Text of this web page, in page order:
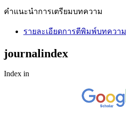
คำแนะนำการเตรียมบทความ
รายละเอียดการตีพิมพ์บทความ
journalindex
Index in